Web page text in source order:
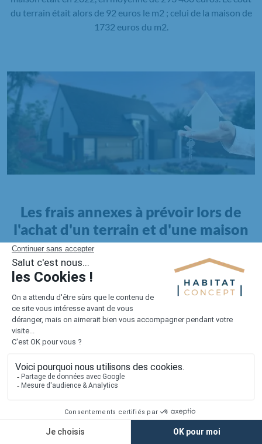
du terrain était alors de 92 euros le m2 ; celui de la maison de
1732 euros du m2.
Les frais annexes à prévoir lors de
l'achat d'un terrain et d'une maison
Il faut également intégrer à votre budget, les
pour la maison. Outre l'achat du terrain et la construction, il
faut prendre en compte la viabilisation si elle n'est pas
proposée par le constructeur. Les frais de raccordements et les
taxes éventuelles coûtent entre 5 000 et 15 000 euros selon la
localisation du terrain et son accès.
Quant auxfrais de notaire
Lorsque vous vous tournez vers une maison existante, il sera
nécessaire de faire des travaux de rénovation. Ceux-ci sont
souvent coûteux et doivent être ajoutés au prix de l'achat